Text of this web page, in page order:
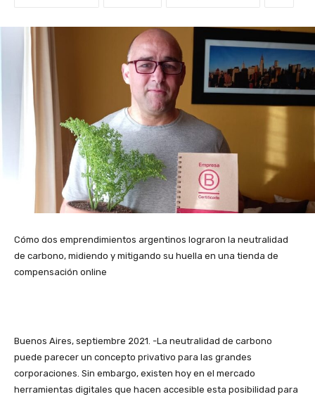
Cómo dos emprendimientos argentinos lograron la neutralidad
de carbono, midiendo y mitigando su huella en una tienda de
compensación online
Buenos Aires, septiembre 2021. -La neutralidad de carbono
puede parecer un concepto privativo para las grandes
corporaciones. Sin embargo, existen hoy en el mercado
herramientas digitales que hacen accesible esta posibilidad para